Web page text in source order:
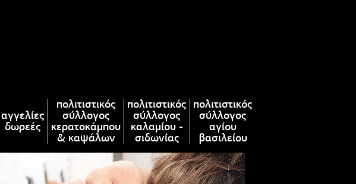
αγγελίες
δωρεές
πολιτιστικός
σύλλογος
κερατοκάμπου
& καψάλων
πολιτιστικός
σύλλογος
καλαμίου -
σιδωνίας
πολιτιστικός
σύλλογος
αγίου
βασιλείου